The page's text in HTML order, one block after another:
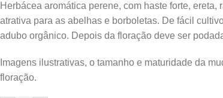
Herbácea aromática perene, com haste forte,
atrativa para as abelhas e borboletas. De fácil
adubo orgânico. Depois da floração deve ser
Imagens ilustrativas, o tamanho e maturidade da
floração.